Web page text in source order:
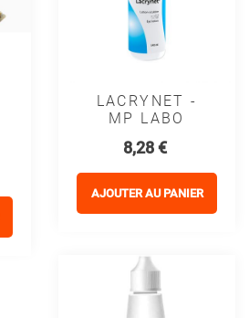
LACRYNET -
MP LABO
Prix
8,28 €
AJOUTER AU PANIER